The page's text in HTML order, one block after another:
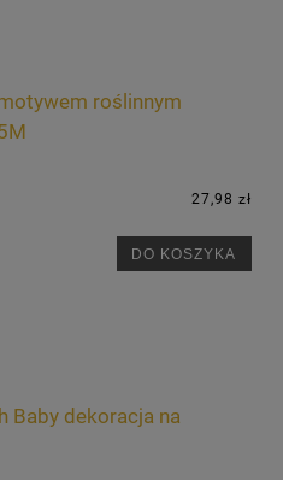
roślinnym
27,98 zł
DO KOSZYKA
Baby dekoracja na